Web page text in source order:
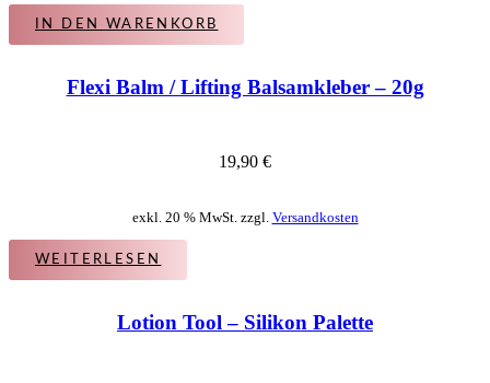
IN DEN WARENKORB
Flexi Balm / Lifting Balsamkleber – 20g
19,90 €
exkl. 20 % MwSt. zzgl. Versandkosten
WEITERLESEN
Lotion Tool – Silikon Palette